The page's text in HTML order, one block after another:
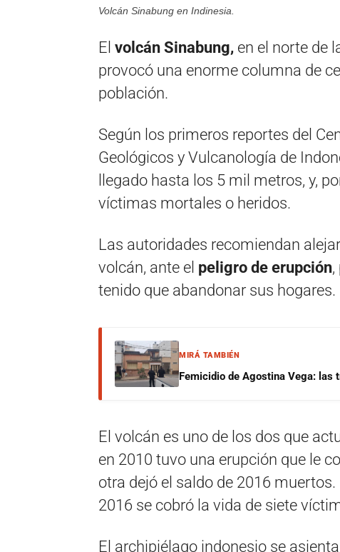
Volcán Sinabung en Indinesia.
El volcán Sinabung, en el norte de
provocó una enorme columna de
población.
Según los primeros reportes del
Geológicos y Vulcanología de
llegado hasta los 5 mil metros, y,
víctimas mortales o heridos.
Las autoridades recomiendan
volcán, ante el peligro de erupción,
tenido que abandonar sus hogares.
MIRÁ TAMBIÉN
Femicidio de Agostina Vega: las
El volcán es uno de los dos que
en 2010 tuvo una erupción que le
otra dejó el saldo de 2016
2016 se cobró la vida de siete
El archipiélago indonesio se